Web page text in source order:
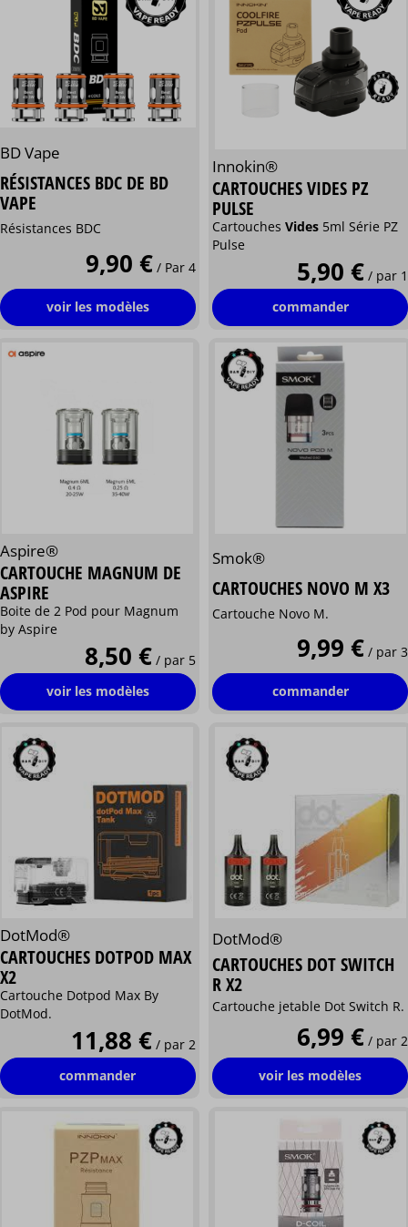
BD Vape
RÉSISTANCES BDC DE BD
VAPE
Résistances BDC
9,90 € / Par 4
voir les modèles
Innokin®
CARTOUCHES VIDES PZ
PULSE
CartouchesVides 5ml Série PZ
Pulse
5,90 € / par 1
commander
Aspire®
CARTOUCHE MAGNUM DE
ASPIRE
Boite de 2 Pod pour Magnum
by Aspire
8,50 € / par 5
voir les modèles
Smok®
CARTOUCHES NOVO M X3
Cartouche Novo M.
9,99 € / par 3
commander
DotMod®
CARTOUCHES DOTPOD MAX
X2
Cartouche Dotpod Max By
DotMod.
11,88 € / par 2
commander
DotMod®
CARTOUCHES DOT SWITCH
R X2
Cartouche jetable Dot Switch R.
6,99 € / par 2
voir les modèles